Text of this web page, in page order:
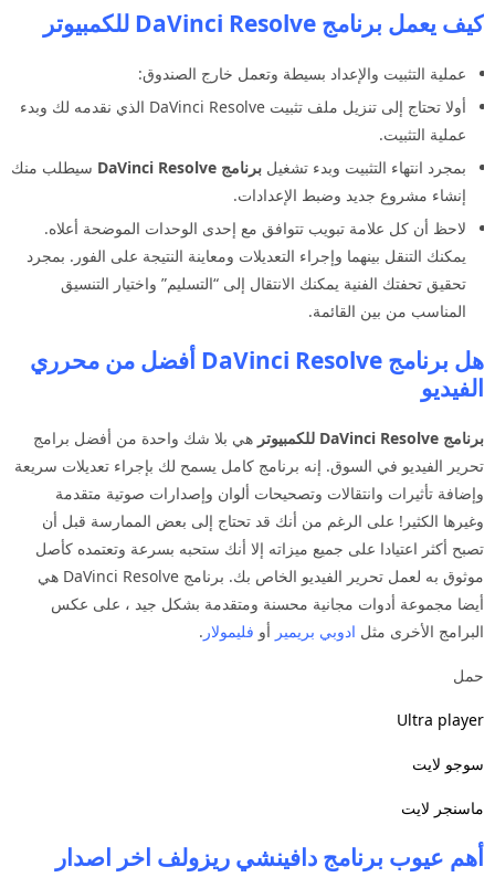
كيف يعمل برنامج DaVinci Resolve للكمبيوتر
عملية التثبيت والإعداد بسيطة وتعمل خارج الصندوق:
أولا تحتاج إلى تنزيل ملف تثبيت DaVinci Resolve الذي نقدمه لك وبدء
عملية التثبيت.
بمجرد انتهاء التثبيت وبدء تشغيل برنامج DaVinci Resolve
سيطلب منك
إنشاء مشروع جديد وضبط الإعدادات.
لاحظ أن كل علامة تبويب تتوافق مع إحدى الوحدات الموضحة أعلاه.
يمكنك التنقل بينهما وإجراء التعديلات ومعاينة النتيجة على الفور. بمجرد
تحقيق تحفتك الفنية يمكنك الانتقال إلى “التسليم” واختيار التنسيق
المناسب من بين القائمة.
هل برنامج DaVinci Resolve أفضل من محرري
الفيديو
برنامج DaVinci Resolve للكمبيوتر
هي بلا شك واحدة من أفضل برامج
تحرير الفيديو في السوق. إنه برنامج كامل يسمح لك بإجراء تعديلات سريعة
وإضافة تأثيرات وانتقالات وتصحيحات ألوان وإصدارات صوتية متقدمة
وغيرها الكثير! على الرغم من أنك قد تحتاج إلى بعض الممارسة قبل أن
تصبح أكثر اعتيادا على جميع ميزاته إلا أنك ستحبه بسرعة وتعتمده كأصل
موثوق به لعمل تحرير الفيديو الخاص بك. برنامج DaVinci Resolve هي
أيضا مجموعة أدوات مجانية محسنة ومتقدمة بشكل جيد ، على عكس
البرامج الأخرى مثل ادوبي بريمير أو فليمولار .
حمل
Ultra player
سوجو لايت
ماسنجر لايت
أهم عيوب برنامج دافينشي ريزولف اخر اصدار